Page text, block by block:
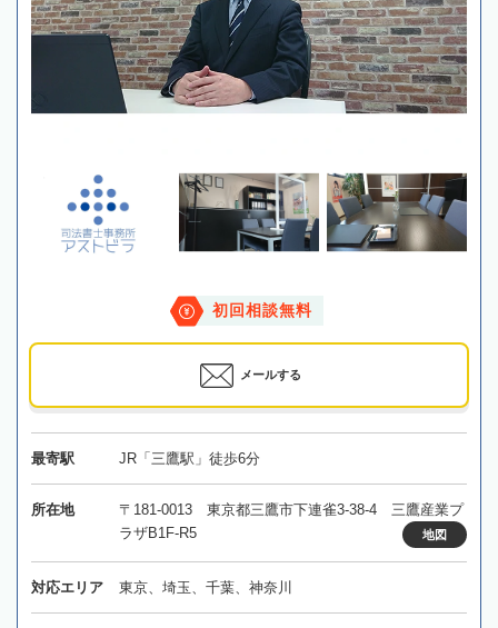
初回相談無料
メールする
最寄駅 JR「三鷹駅」徒歩6分
所在地
〒181-0013 東京都三鷹市下連雀3-38-4 三鷹産業プ
ラザB1F-R5
地図
対応エリア 東京、埼玉、千葉、神奈川